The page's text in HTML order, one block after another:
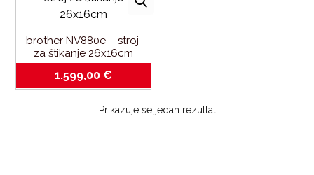
brother NV880e – stroj
za štikanje 26x16cm
1.599,00 €
Prikazuje se jedan rezultat